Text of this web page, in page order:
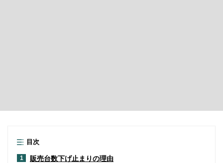
目次
1 販売台数下げ止まりの理由